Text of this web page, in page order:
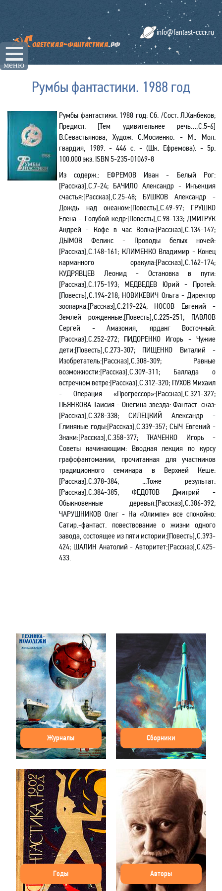
☰
меню
info@fantast-cccr.ru
Румбы фантастики. 1988 год
Румбы фантастики. 1988 год: Сб. /Сост. Л.Ханбеков;
Предисл. [Тем удивительнее речь…,С.5-6]
В.Севастьянова; Худож. С.Мосиенко. - М.: Мол.
гвардия, 1989. - 446 с. - (Шк. Ефремова). - 5р.
100.000 экз. ISBN 5-235-01069-8
Из содерж.: ЕФРЕМОВ Иван - Белый Рог:
[Рассказ],С.7-24; БАЧИЛО Александр - Инъекция
счастья:[Рассказ],С.25-48; БУШКОВ Александр -
Дождь над океаном:[Повесть],С.49-97; ГРУШКО
Елена - Голубой кедр:[Повесть],С.98-133; ДМИТРУК
Андрей - Кофе в час Волка:[Рассказ],С.134-147;
ДЫМОВ Феликс - Проводы белых ночей:
[Рассказ],С.148-161; КЛИМЕНКО Владимир - Конец
карманного оракула:[Рассказ],С.162-174;
КУДРЯВЦЕВ Леонид - Остановка в пути:
[Рассказ],С.175-193; МЕДВЕДЕВ Юрий - Протей:
[Повесть],С.194-218; НОВИКЕВИЧ Ольга - Директор
зоопарка:[Рассказ],С.219-224; НОСОВ Евгений -
Землей рожденные:[Повесть],С.225-251; ПАВЛОВ
Сергей - Амазония, ярданг Восточный:
[Рассказ],С.252-272; ПИДОРЕНКО Игорь - Чужие
дети:[Повесть],С.273-307; ПИЩЕНКО Виталий -
Изобретатель:[Рассказ],С.308-309; Равные
возможности:[Рассказ],С.309-311; Баллада о
встречном ветре:[Рассказ],С.312-320; ПУХОВ Михаил
- Операция «Прогрессор»:[Рассказ],С.321-327;
ПЬЯНКОВА Таисия - Онегина звезда: Фантаст. сказ:
[Рассказ],С.328-338; СИЛЕЦКИЙ Александр -
Глиняные годы:[Рассказ],С.339-357; СЫЧ Евгений -
Знаки:[Рассказ],С.358-377; ТКАЧЕНКО Игорь -
Советы начинающим: Вводная лекция по курсу
графофантомании, прочитанная для участников
традиционного семинара в Верхней Кеше:
[Рассказ],С.378-384; ...Тоже результат:
[Рассказ],С.384-385; ФЕДОТОВ Дмитрий -
Обыкновенные деревья:[Рассказ],С.386-392;
ЧАРУШНИКОВ Олег - На «Олимпе» все спокойно:
Сатир.-фантаст. повествование о жизни одного
завода, состоящее из пяти истории:[Повесть],С.393-
424; ШАЛИН Анатолий - Авторитет:[Рассказ],С.425-
433.
Журналы Сборники
Годы Авторы